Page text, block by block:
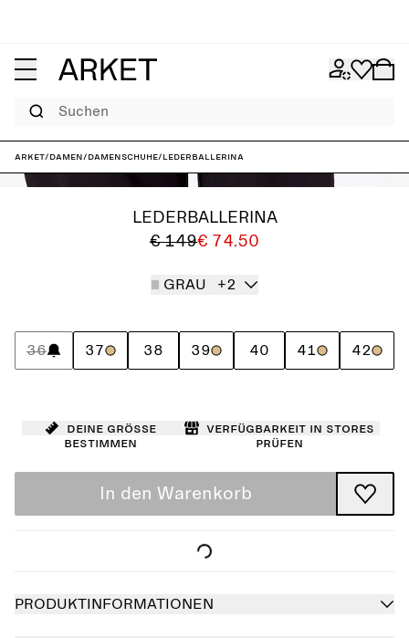
Suchen
ARKET/Damen/Damenschuhe/Lederballerina
LEDERBALLERINA
€ 149€ 74.50
GRAU +2
36 37 38 39 40 41 42
Deine Größe
bestimmen
Verfügbarkeit in Stores
prüfen
In den Warenkorb
PRODUKTINFORMATIONEN